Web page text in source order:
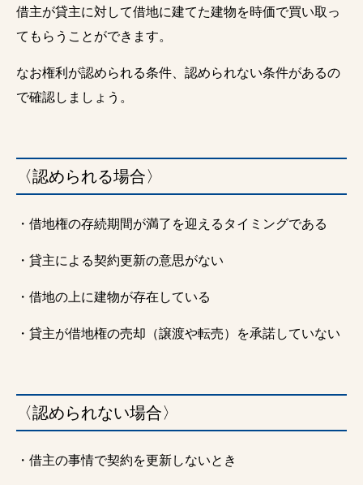
借主が貸主に対して借地に建てた建物を時価で買い取っ
てもらうことができます。
なお権利が認められる条件、認められない条件があるの
で確認しましょう。
〈認められる場合〉
・借地権の存続期間が満了を迎えるタイミングである
・貸主による契約更新の意思がない
・借地の上に建物が存在している
・貸主が借地権の売却（譲渡や転売）を承諾していない
〈認められない場合〉
・借主の事情で契約を更新しないとき